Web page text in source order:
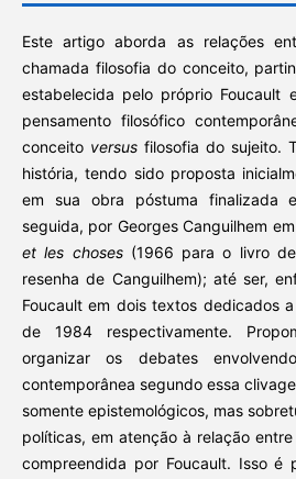
Este artigo aborda as relações
chamada filosofia do conceito,
estabelecida pelo próprio Foucault
pensamento filosófico
conceito versusfilosofia do sujeito.
história, tendo sido proposta
em sua obra póstuma finalizada
seguida, por Georges Canguilhem
et les choses(1966 para o livro de
resenha de Canguilhem); até ser,
Foucault em dois textos dedicados
de 1984 respectivamente.
organizar os debates
contemporânea segundo essa
somente epistemológicos, mas
políticas, em atenção à relação
compreendida por Foucault. Isso é